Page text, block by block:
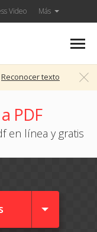
Video Más
Reconocer texto
PDF
en línea y gratis